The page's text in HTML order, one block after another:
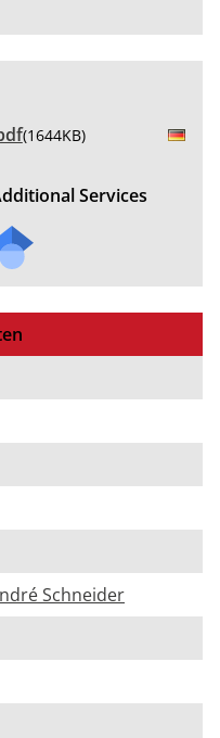
(1644KB)
Services
Schneider